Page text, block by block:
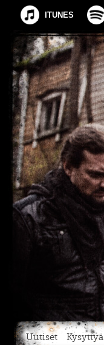
ITUNES
Uutiset Kysyttyä